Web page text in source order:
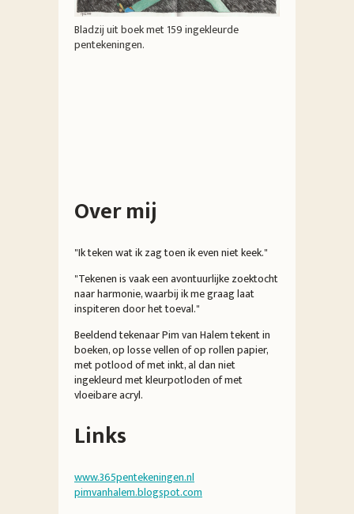
Bladzij uit boek met 159 ingekleurde
pentekeningen.
Over mij
"Ik teken wat ik zag toen ik even niet keek."
"Tekenen is vaak een avontuurlijke zoektocht
naar harmonie, waarbij ik me graag laat
inspiteren door het toeval."
Beeldend tekenaar Pim van Halem tekent in
boeken, op losse vellen of op rollen papier,
met potlood of met inkt, al dan niet
ingekleurd met kleurpotloden of met
vloeibare acryl.
Links
www.365pentekeningen.nl
pimvanhalem.blogspot.com